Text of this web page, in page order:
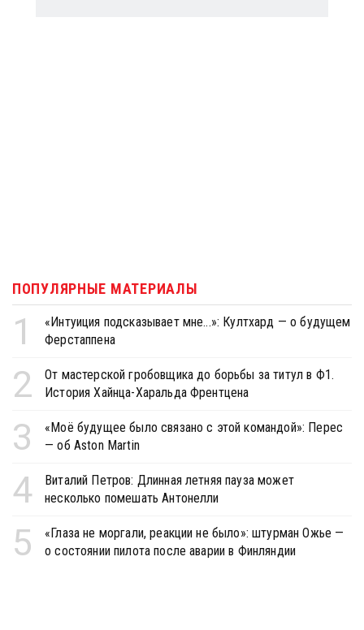
ПОПУЛЯРНЫЕ МАТЕРИАЛЫ
1
«Интуиция подсказывает мне...»: Култхард — о будущем
Ферстаппена
2
От мастерской гробовщика до борьбы за титул в Ф1.
История Хайнца-Харальда Френтцена
3
«Моё будущее было связано с этой командой»: Перес
— об Aston Martin
4
Виталий Петров: Длинная летняя пауза может
несколько помешать Антонелли
5
«Глаза не моргали, реакции не было»: штурман Ожье —
о состоянии пилота после аварии в Финляндии